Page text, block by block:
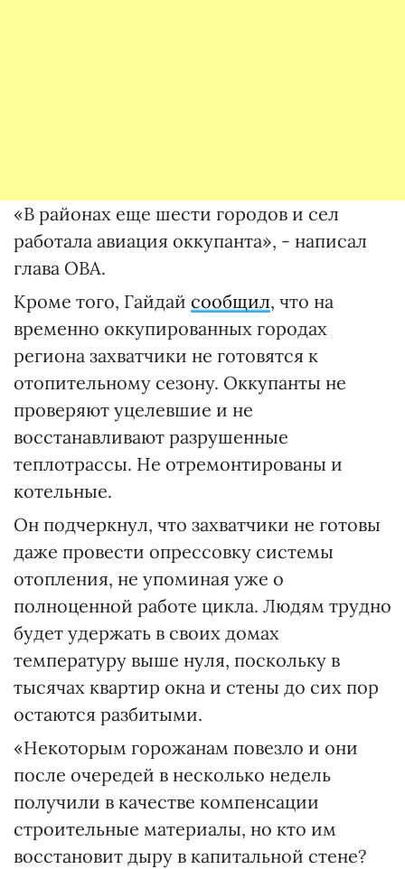
«В районах еще шести городов и сел
работала авиация оккупанта», - написал
глава ОВА.
Кроме того, Гайдай сообщил, что на
временно оккупированных городах
региона захватчики не готовятся к
отопительному сезону. Оккупанты не
проверяют уцелевшие и не
восстанавливают разрушенные
теплотрассы. Не отремонтированы и
котельные.
Он подчеркнул, что захватчики не готовы
даже провести опрессовку системы
отопления, не упоминая уже о
полноценной работе цикла. Людям трудно
будет удержать в своих домах
температуру выше нуля, поскольку в
тысячах квартир окна и стены до сих пор
остаются разбитыми.
«Некоторым горожанам повезло и они
после очередей в несколько недель
получили в качестве компенсации
строительные материалы, но кто им
восстановит дыру в капитальной стене?